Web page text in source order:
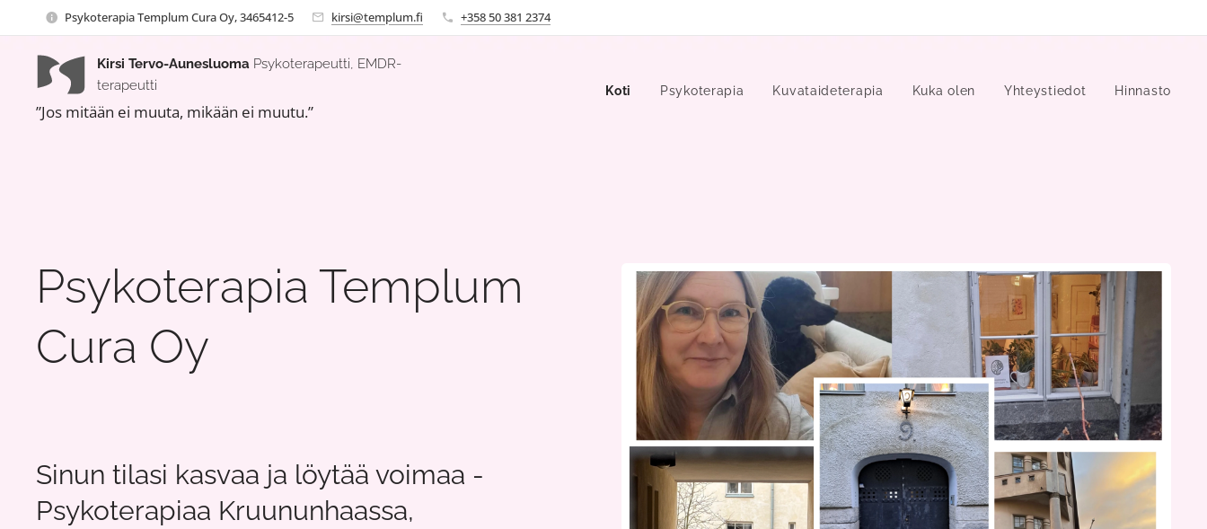
Psykoterapia Templum Cura Oy, 3465412-5 kirsi@templum.fi +358 50 381 2374
Kirsi Tervo-Aunesluoma Psykoterapeutti, EMDR-
terapeutti
”Jos mitään ei muuta, mikään ei muutu.”
Koti Psykoterapia Kuvataideterapia Kuka olen Yhteystiedot Hinnasto
Psykoterapia Templum
Cura Oy
Sinun tilasi kasvaa ja löytää voimaa -
Psykoterapiaa Kruununhaassa,